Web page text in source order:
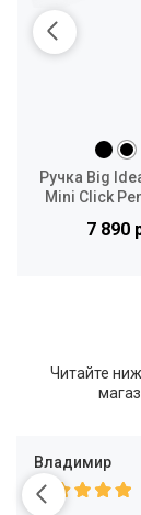
Ручка Big
Mini Click
7 890
Читайте
Владимир